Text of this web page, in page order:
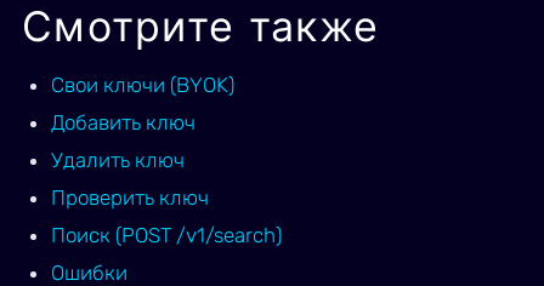
Смотрите также
Свои ключи (BYOK)
Добавить ключ
Удалить ключ
Проверить ключ
Поиск (POST /v1/search)
Ошибки